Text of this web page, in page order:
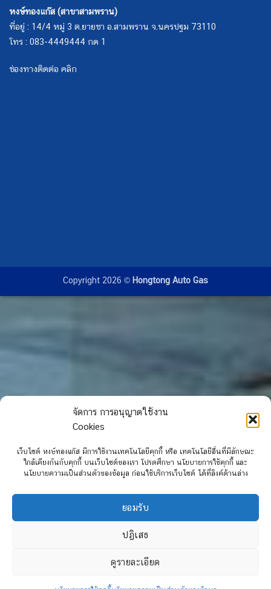
จัดการ การอนุญาตใช้งาน
Cookies
เว็บไซต์ หงษ์ทองแก๊ส มีการใช้งานเทคโนโลยีคุกกี้ หรือ เทคโนโลยีอื่นที่มีลักษณะ
ใกล้เคียงกันกับคุกกี้ บนเว็บไซต์ของเรา โปรดศึกษา นโยบายการใช้คุกกี้ และ
นโยบายความเป็นส่วนตัวของข้อมูล ก่อนใช้บริการเว็บไซต์ ได้ที่ลิงค์ด้านล่าง
ยอมรับ
ปฏิเสธ
ดูรายละเอียด
หงษ์ทองแก๊ส (สาขาสามพราน)
ที่อยู่ : 14/4 หมู่ 3 ต.ยายชา อ.สามพราน จ.นครปฐม 73110
โทร : 083-4449444 กด 1
ช่องทางติดต่อ คลิก
Copyright 2026 © Hongtong Auto Gas